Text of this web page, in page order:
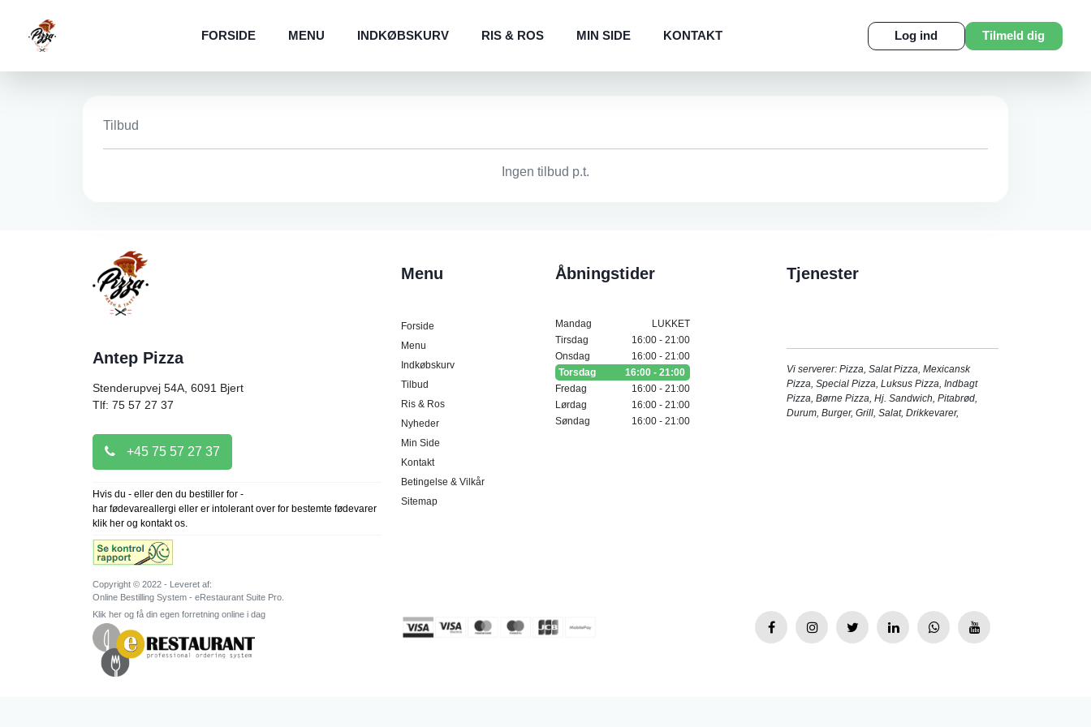
FORSIDE MENU INDKØBSKURV RIS & ROS MIN SIDE KONTAKT Log ind Tilmeld dig
Tilbud
Ingen tilbud p.t.
Antep Pizza
Stenderupvej 54A, 6091 Bjert
Tlf: 75 57 27 37
+45 75 57 27 37
Hvis du - eller den du bestiller for -
har fødevareallergi eller er intolerant over for bestemte fødevarer
klik her og kontakt os.
Menu
Forside
Menu
Indkøbskurv
Tilbud
Ris & Ros
Nyheder
Min Side
Kontakt
Betingelse & Vilkår
Sitemap
Åbningstider
Mandag
LUKKET
Tirsdag
16:00 - 21:00
Onsdag
16:00 - 21:00
Torsdag
16:00 - 21:00
Fredag
16:00 - 21:00
Lørdag
16:00 - 21:00
Søndag
16:00 - 21:00
Tjenester
Vi serverer: Pizza, Salat Pizza, Mexicansk
Pizza, Special Pizza, Luksus Pizza, Indbagt
Pizza, Børne Pizza, Hj. Sandwich, Pitabrød,
Durum, Burger, Grill, Salat, Drikkevarer,
Copyright © 2022 - Leveret af:
Online Bestilling System - eRestaurant Suite Pro.
Klik her og få din egen forretning online i dag